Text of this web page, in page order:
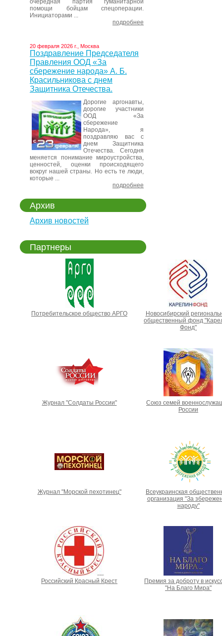
очередная партия гуманитарной
помощи бойцам спецоперации.
Инициаторами ...
подробнее
20 февраля 2026 г., Москва
Поздравление Председателя
Правления ООД «За
сбережение народа» А. Б.
Красильникова с днем
Защитника Отечества.
Дорогие аргонавты,
дорогие участники
ООД «За
сбережение
Народа», я
поздравляю вас с
днем Защитника
Отечества. Сегодня
меняется понимание мироустройства,
ценностей, оценки происходящего
вокруг нашей страны. Но есть те люди,
которые ...
подробнее
Архив
Архив новостей
Партнеры
Потребительское общество АРГО
Новосибирский
общественный фонд
Фонд"
Журнал "Солдаты России"
Союз семей
России
Журнал "Морской пехотинец"
Всеукраинская
организация "За
народу"
Российский Красный Крест
Премия за доброту в
"На Благо Мира"